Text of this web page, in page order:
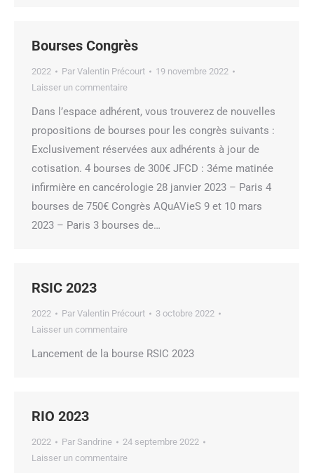
Bourses Congrès
2022 Par Valentin Précourt
19 novembre 2022
Laisser un commentaire
Dans l’espace adhérent, vous trouverez de nouvelles
propositions de bourses pour les congrès suivants :
Exclusivement réservées aux adhérents à jour de
cotisation. 4 bourses de 300€ JFCD : 3éme matinée
infirmière en cancérologie 28 janvier 2023 – Paris 4
bourses de 750€ Congrès AQuAVieS 9 et 10 mars
2023 – Paris 3 bourses de…
RSIC 2023
2022 Par Valentin Précourt
3 octobre 2022
Laisser un commentaire
Lancement de la bourse RSIC 2023
RIO 2023
2022 Par Sandrine
24 septembre 2022
Laisser un commentaire